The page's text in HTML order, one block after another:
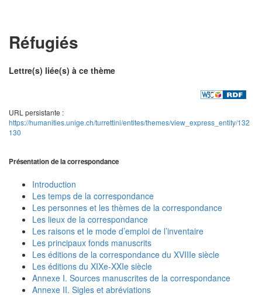
Réfugiés
Lettre(s) liée(s) à ce thème
URL persistante :
https://humanities.unige.ch/turrettini/entites/themes/view_express_entity/132
130
Présentation de la correspondance
Introduction
Les temps de la correspondance
Les personnes et les thèmes de la correspondance
Les lieux de la correspondance
Les raisons et le mode d’emploi de l’inventaire
Les principaux fonds manuscrits
Les éditions de la correspondance du XVIIIe siècle
Les éditions du XIXe-XXIe siècle
Annexe I. Sources manuscrites de la correspondance
Annexe II. Sigles et abréviations